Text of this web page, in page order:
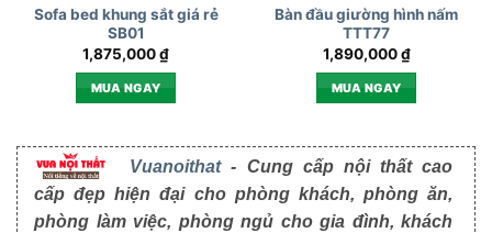
Sofa bed khung sắt giá rẻ
SB01
1,875,000₫
MUA NGAY
Bàn đầu giường hình nấm
TTT77
1,890,000₫
MUA NGAY
Vuanoithat- Cung cấp nội thất cao
cấp đẹp hiện đại cho phòng khách, phòng ăn,
phòng làm việc, phòng ngủ cho gia đình, khách